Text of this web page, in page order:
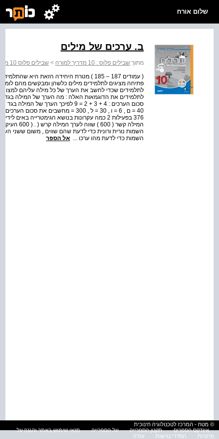
שלום אורח
ב. ערכים של מילים
מתוך:שבילים פלוס : 10 מדריך למורה > שבילים פלוס 10 מדריך למורה
( עמודים 187 – 185 ) מטרת היחידה הזאת
פתיחה מציגים לתלמידים מילים כלשהן ומבקשים מהם
לתלמידים שכדי לחשב את הערך של כל מילה עליהם
המילה קשר
השמות נורית ורונית כדי לדעת שהם שווים , משום ששני
השמות כדי לדעת מהו ערכו ... אל הספר
© מטח - המרכז לטכנולוגיה חינוכית
אינדקס הספרים
תקנון הספרייה על הספרייה
תנאי שימוש באתר והגנה על
פרטיות
הסדרי נגישות עזרה